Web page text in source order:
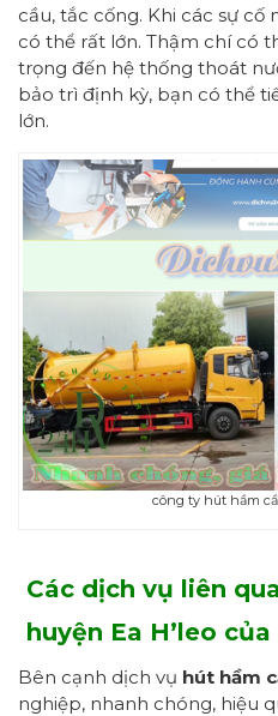
cầu, tắc cống. Khi các sự cố
có thể rất lớn. Thậm chí có
trọng đến hệ thống thoát
bảo trì định kỳ, bạn có thể
lớn.
công ty hút hầm
Các dịch vụ liên
huyện Ea H’leo của
Bên cạnh dịch vụ hút hầm
nghiệp, nhanh chóng, hiệu